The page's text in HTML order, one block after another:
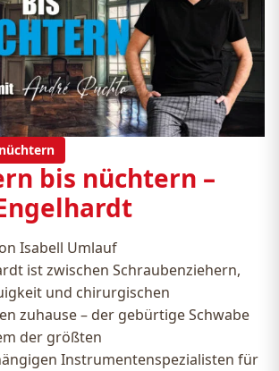
bis nüchtern –
Isabell Umlauf
ist zwischen Schraubenziehern,
und chirurgischen
zuhause – der gebürtige Schwabe
der größten
Instrumentenspezialisten für